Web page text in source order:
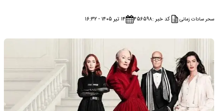
سحر سادات زمانی کد خبر :۴۵۶۵۹۸ ۱۴ تیر ۱۴۰۵ - ۱۶:۳۲